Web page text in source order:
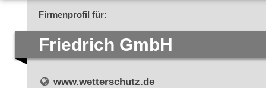
Firmenprofil für:
Friedrich GmbH
www.wetterschutz.de